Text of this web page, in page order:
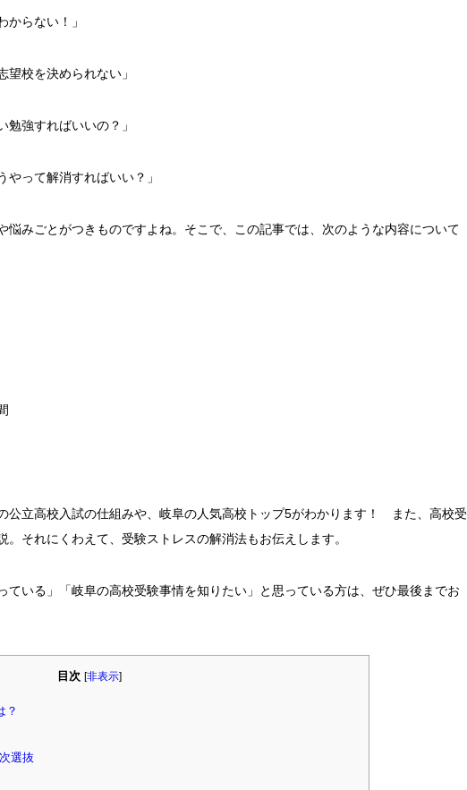
からない！」
望校を決められない」
勉強すればいいの？」
やって解消すればいい？」
悩みごとがつきものですよね。そこで、この記事では、次のような内容について
公立高校入試の仕組みや、岐阜の人気高校トップ5がわかります！ また、高校受
それにくわえて、受験ストレスの解消法もお伝えします。
ている」「岐阜の高校受験事情を知りたい」と思っている方は、ぜひ最後までお
目次 [非表示]
？
選抜